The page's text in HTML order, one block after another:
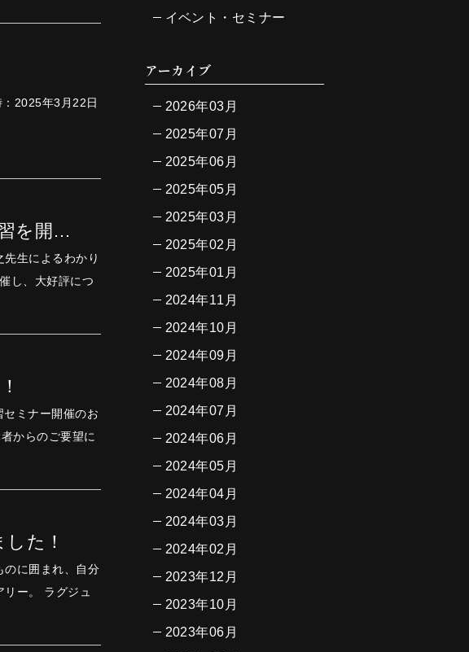
を開…
ミナー開催のお
からのご要望に
た！
のに囲まれ、⾃分
ー。 ラグジュ
イベント・セミナー
アーカイブ
2026年03月
2025年07月
2025年06月
2025年05月
2025年03月
2025年02月
2025年01月
2024年11月
2024年10月
2024年09月
2024年08月
2024年07月
2024年06月
2024年05月
2024年04月
2024年03月
2024年02月
2023年12月
2023年10月
2023年06月